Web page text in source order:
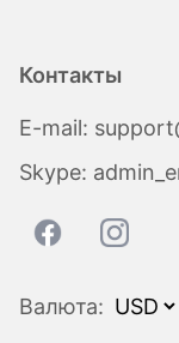
Контакты
E-mail:
Skype:
Валюта: